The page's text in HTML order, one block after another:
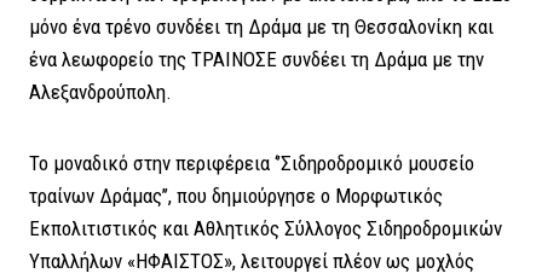
μόνο ένα τρένο συνδέει τη Δράμα με τη Θεσσαλονίκη και
ένα λεωφορείο της ΤΡΑΙΝΟΣΕ συνδέει τη Δράμα με την
Αλεξανδρούπολη.
Το μοναδικό στην περιφέρεια ‘’Σιδηροδρομικό μουσείο
τραίνων Δράμας’’, που δημιούργησε ο Μορφωτικός
Εκπολιτιστικός και Αθλητικός Σύλλογος Σιδηροδρομικών
Υπαλλήλων «ΗΦΑΙΣΤΟΣ», λειτουργεί πλέον ως μοχλός